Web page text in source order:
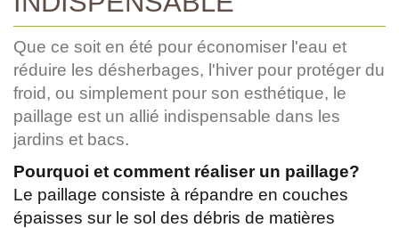
Que ce soit en été pour économiser l'eau et
réduire les désherbages, l'hiver pour protéger du
froid, ou simplement pour son esthétique, le
paillage est un allié indispensable dans les
jardins et bacs.
Pourquoi et comment réaliser un paillage?
Le paillage consiste à répandre en couches
épaisses sur le sol des débris de matières